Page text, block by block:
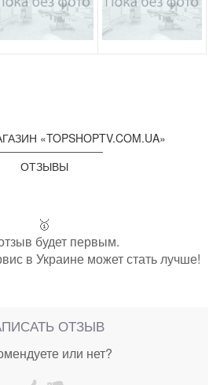
«TOPSHOPTV.COM.UA»
ОТЗЫВЫ
🥇
будет первым.
в Украине может стать лучше!
ОТЗЫВ
или нет?